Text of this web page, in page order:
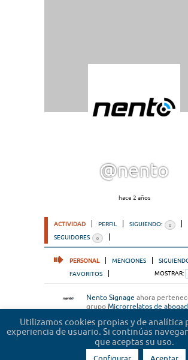
@nento
hace 2 años
ACTIVIDAD PERFIL SIGUIENDO: 0
SEGUIDORES 0
PERSONAL MENCIONES
FAVORITOS
MOSTRAR:
Nento Signage ahora
grupo Microrrelatos de
Utilizamos cookies propias y de analítica
experiencia de usuario. Si continúas
que aceptas su uso.
Configurar Aceptar